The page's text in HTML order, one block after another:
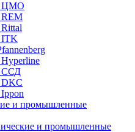
ЦМО
REM
ITK
ССД
DKC
и промышленные
и промышленные